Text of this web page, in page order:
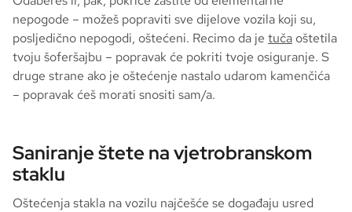
nepogode – možeš popraviti sve dijelove vozila koji su,
posljedično nepogodi, oštećeni. Recimo da je tuča oštetila
tvoju šoferšajbu – popravak će pokriti tvoje osiguranje. S
druge strane ako je oštećenje nastalo udarom kamenčića
– popravak ćeš morati snositi sam/a.
Saniranje štete na vjetrobranskom
staklu
Oštećenja stakla na vozilu najčešće se događaju usred